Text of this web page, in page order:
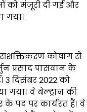
को मंजूरी दी गई और
गया।
कोषांग से
प्रसाद पासवान के
3 दिसंबर 2022 को
गया। वे बेल्ट्रान की
के पद पर कार्यरत हैं। वे